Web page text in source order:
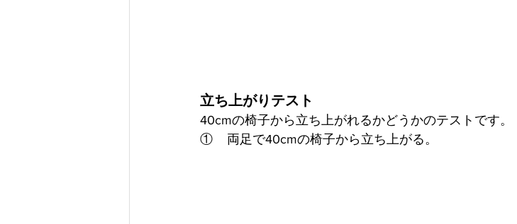
立ち上がりテスト
40cmの椅子から立ち上がれるかどうかのテストです。
①    両足で40cmの椅子から立ち上がる。